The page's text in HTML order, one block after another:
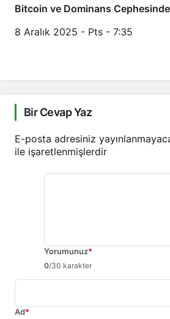
Bitcoin ve Dominans
8 Aralık 2025 - Pts - 7:35
Bir Cevap Yaz
E-posta adresiniz
ile işaretlenmişlerdir
Yorumunuz*
0/30 karakter
Ad*